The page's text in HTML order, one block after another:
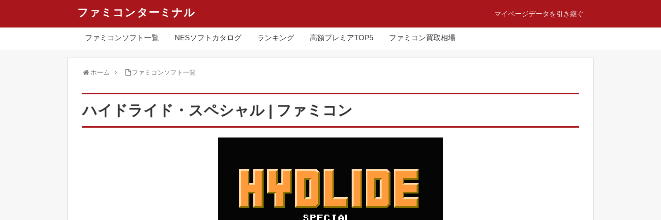
ファミコンターミナル マイページデータを引き継ぐ
ファミコンソフト一覧 NESソフトカタログ ランキング 高額プレミアTOP5 ファミコン買取相場
ホーム ファミコンソフト一覧
ハイドライド・スペシャル | ファミコン